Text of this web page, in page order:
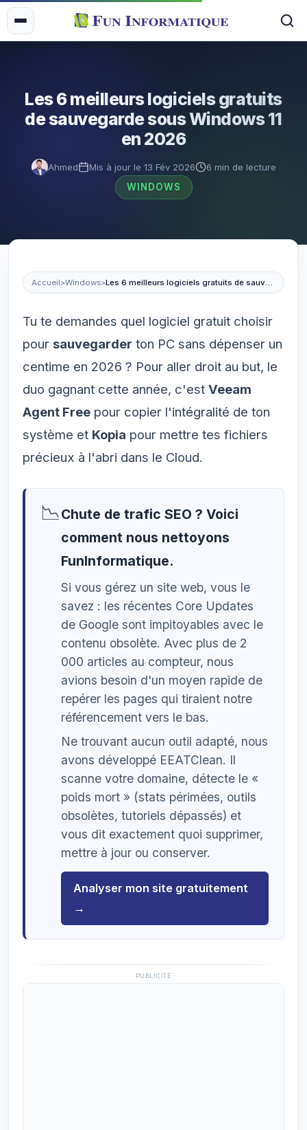
Les 6 meilleurs logiciels gratuits
de sauvegarde sous Windows 11
en 2026
Ahmed Mis à jour le 13 Fév 2026
6 min de lecture
WINDOWS
Accueil>Windows> Les 6 meilleurs logiciels gratuits de sauvegarde sous Windows 11 en 2026
Tu te demandes quel logiciel gratuit choisir
pour sauvegarder ton PC sans dépenser un
centime en 2026 ? Pour aller droit au but, le
duo gagnant cette année, c'est Veeam
Agent Free pour copier l'intégralité de ton
système et Kopia pour mettre tes fichiers
précieux à l'abri dans le Cloud.
📉Chute de trafic SEO ? Voici
comment nous nettoyons
FunInformatique.
Si vous gérez un site web, vous le
savez : les récentes Core Updates
de Google sont impitoyables avec le
contenu obsolète. Avec plus de 2
000 articles au compteur, nous
avions besoin d'un moyen rapide de
repérer les pages qui tiraient notre
référencement vers le bas.
Ne trouvant aucun outil adapté, nous
avons développé EEATClean. Il
scanne votre domaine, détecte le «
poids mort » (stats périmées, outils
obsolètes, tutoriels dépassés) et
vous dit exactement quoi supprimer,
mettre à jour ou conserver.
Analyser mon site gratuitement
→
PUBLICITÉ